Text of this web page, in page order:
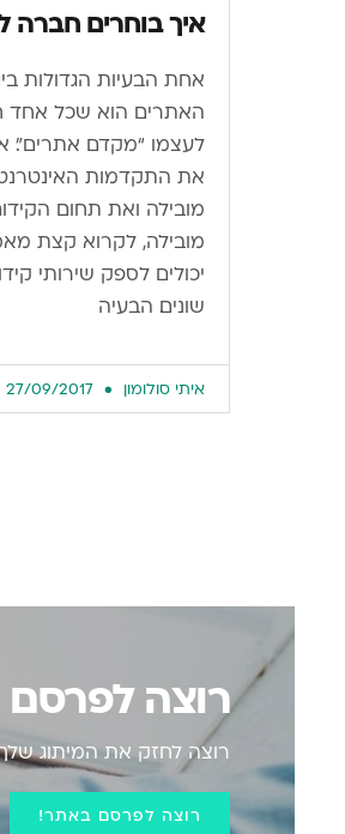
איך בוחרים חברה
אחת הבעיות הגדולות
האתרים הוא שכל אחד
לעצמו “מקדם אתרים”.
את התקדמות
מובילה ואת תחום
מובילה, לקרוא קצת
יכולים לספק שירותי
שונים. הבעיה
איתי סולומון
רוצה
רוצה לחזק את המיתוג
רוצה לפרסם באתר!